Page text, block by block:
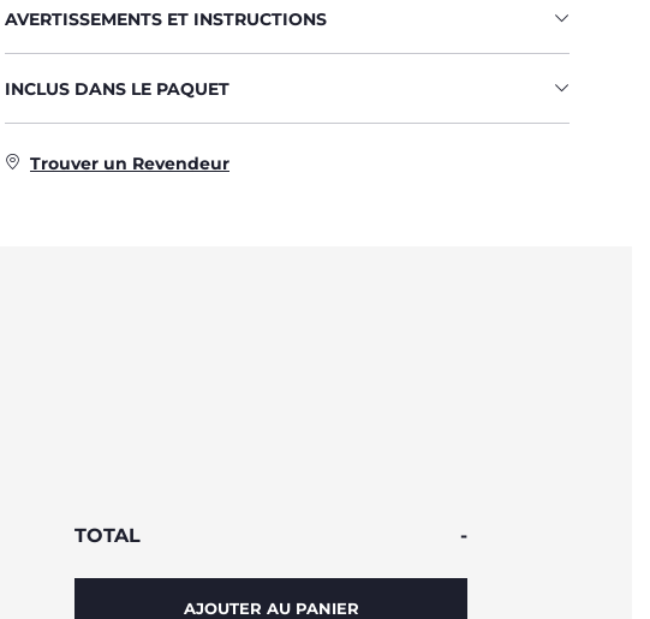
AVERTISSEMENTS ET INSTRUCTIONS
INCLUS DANS LE PAQUET
Trouver un Revendeur
TOTAL -
AJOUTER AU PANIER